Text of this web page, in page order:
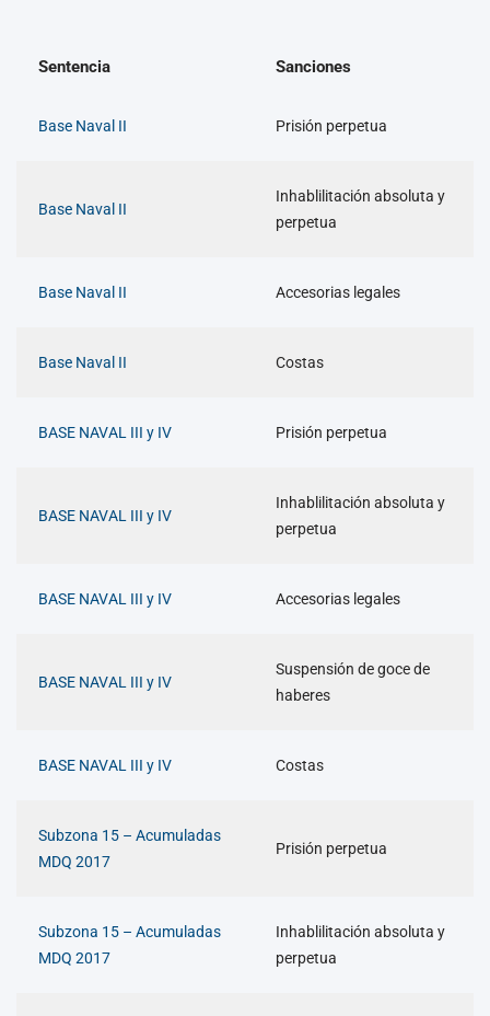
Sentencia Sanciones
Base Naval II Prisión perpetua
Base Naval II
Inhablilitación absoluta y
perpetua
Base Naval II Accesorias legales
Base Naval II Costas
BASE NAVAL III y IV Prisión perpetua
BASE NAVAL III y IV
Inhablilitación absoluta y
perpetua
BASE NAVAL III y IV Accesorias legales
BASE NAVAL III y IV
Suspensión de goce de
haberes
BASE NAVAL III y IV Costas
Subzona 15 – Acumuladas
MDQ 2017
Prisión perpetua
Subzona 15 – Acumuladas
MDQ 2017
Inhablilitación absoluta y
perpetua